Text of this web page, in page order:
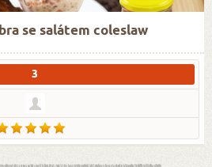
se salátem coleslaw
3